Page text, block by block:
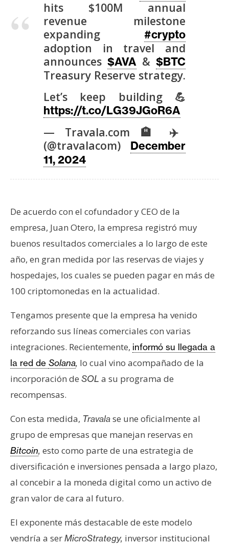
m
s
C
o
a
c
t
y
P
b
l
i
c
d
a
hits $100M annual
revenue milestone
expanding #crypto
adoption in travel and
announces $AVA & $BTC
Treasury Reserve strategy.
Let’s keep building 💪
https://t.co/LG39JGoR6A
— Travala.com 🏨 ✈️
(@travalacom) December
11, 2024
De acuerdo con el cofundador y CEO de la
empresa, Juan Otero, la empresa registró muy
buenos resultados comerciales a lo largo de este
año, en gran medida por las reservas de viajes y
hospedajes, los cuales se pueden pagar en más de
100 criptomonedas en la actualidad.
Tengamos presente que la empresa ha venido
reforzando sus líneas comerciales con varias
integraciones. Recientemente, informó su llegada a
la red de Solana, lo cual vino acompañado de la
incorporación de SOL a su programa de
recompensas.
Con esta medida, Travalase une oficialmente al
grupo de empresas que manejan reservas en
Bitcoin, esto como parte de una estrategia de
diversificación e inversiones pensada a largo plazo,
al concebir a la moneda digital como un activo de
gran valor de cara al futuro.
El exponente más destacable de este modelo
vendría a serMicroStrategy, inversor institucional